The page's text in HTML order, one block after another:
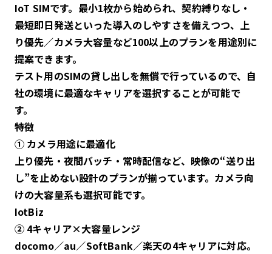
IoT SIMです。最小1枚から始められ、契約縛りなし・
最短即日発送といった導入のしやすさを備えつつ、上
り優先／カメラ大容量など100以上のプランを用途別に
提案できます。
テスト用のSIMの貸し出しを無償で行っているので、自
社の環境に最適なキャリアを選択することが可能で
す。
特徴
① カメラ用途に最適化
上り優先・夜間バッチ・常時配信など、映像の“送り出
し”を止めない設計のプランが揃っています。カメラ向
けの大容量系も選択可能です。
IotBiz
② 4キャリア×大容量レンジ
docomo／au／SoftBank／楽天の4キャリアに対応。